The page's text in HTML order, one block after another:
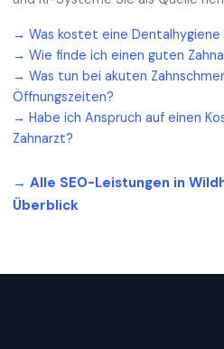
→ Was kostet eine Dentalhygiene
→ Wie finde ich einen guten
→ Was tun bei akuten
Öffnungszeiten?
→ Habe ich Anspruch auf einen
Zahnarzt?
→ Alle SEO-Leistungen in
Überblick